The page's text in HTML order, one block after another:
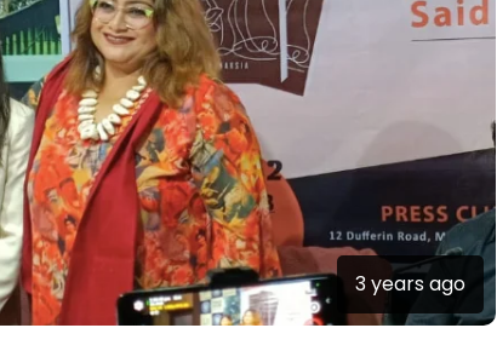
3 years ago